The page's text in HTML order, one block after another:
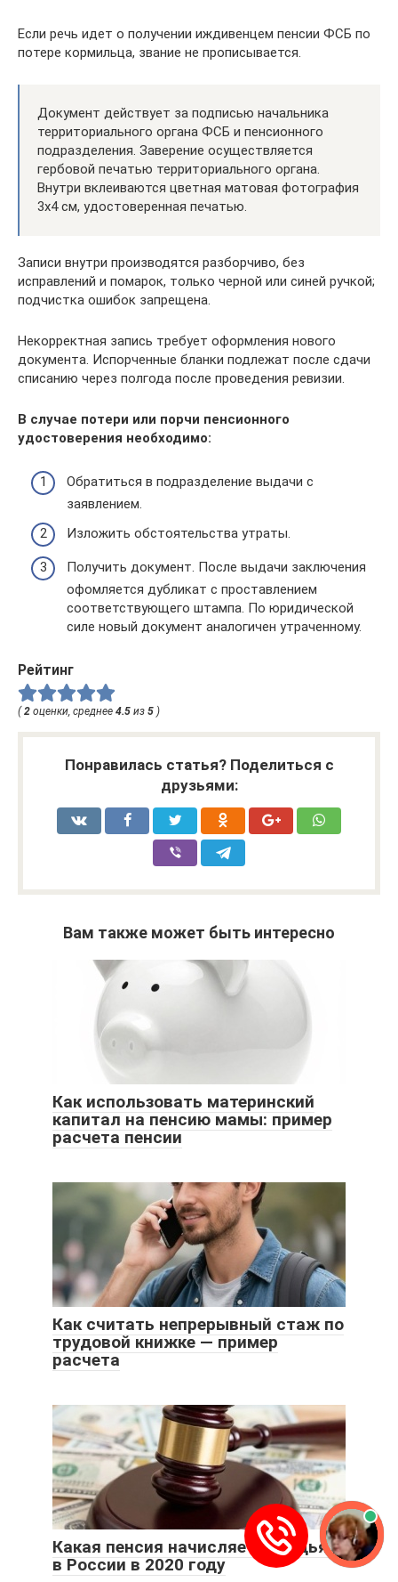
Если речь идет о получении иждивенцем пенсии ФСБ по
потере кормильца, звание не прописывается.
Документ действует за подписью начальника
территориального органа ФСБ и пенсионного
подразделения. Заверение осуществляется
гербовой печатью территориального органа.
Внутри вклеиваются цветная матовая фотография
3х4 см, удостоверенная печатью.
Записи внутри производятся разборчиво, без
исправлений и помарок, только черной или синей ручкой;
подчистка ошибок запрещена.
Некорректная запись требует оформления нового
документа. Испорченные бланки подлежат после сдачи
списанию через полгода после проведения ревизии.
В случае потери или порчи пенсионного
удостоверения необходимо:
Обратиться в подразделение выдачи с
заявлением.
Изложить обстоятельства утраты.
Получить документ. После выдачи заключения
офомляется дубликат с проставлением
соответствующего штампа. По юридической
силе новый документ аналогичен утраченному.
Рейтинг
( 2 оценки, среднее 4.5 из 5 )
Понравилась статья? Поделиться с
друзьями:
Вам также может быть интересно
Как использовать материнский
капитал на пенсию мамы: пример
расчета пенсии
Как считать непрерывный стаж по
трудовой книжке — пример
расчета
Какая пенсия начисляется судьям
в России в 2020 году